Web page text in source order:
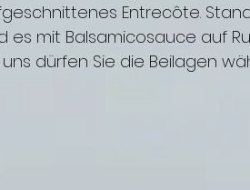
Entrecôte.
es mit Balsamicosauce auf
uns dürfen Sie die Beilagen